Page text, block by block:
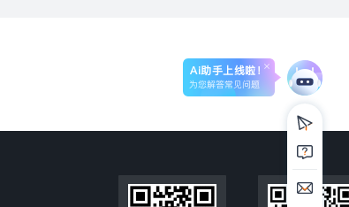
Ai助手上线啦！
为您解答常见问题